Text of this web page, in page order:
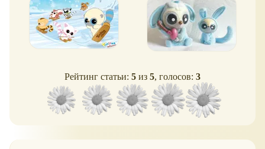
Рейтинг статьи: 5 из 5, голосов: 3